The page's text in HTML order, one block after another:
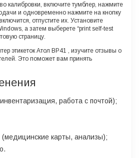
калибровки, включите тумблер, нажмите
и одновременно нажмите на кнопку
отпустите их. Установите
а затем выберете “print self-test
страницу.
этикеток Атол ВР41 , изучите отзывы о
Это поможет вам принять
работа с почтой);
карты, анализы);